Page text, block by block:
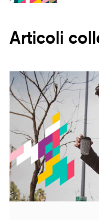
Articoli